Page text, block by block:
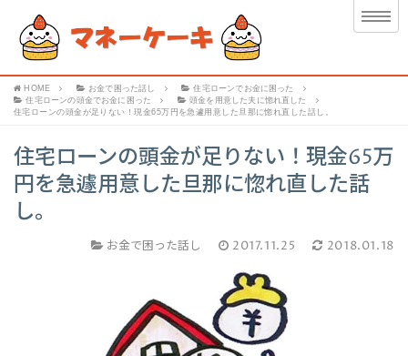
HOME お金で困った話し
住宅ローンでお金に困った
住宅ローンの頭金でお金に困った
頭金を用意した夫に惚れ直した
住宅ローンの頭金が足りない！現金65万円を急遽用意した旦那に惚れ直した話し。
住宅ローンの頭金が足りない！現金65万
円を急遽用意した旦那に惚れ直した話
し。
お金で困った話し 2017.11.25 2018.01.18